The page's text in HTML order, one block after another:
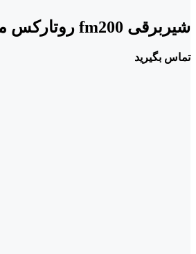
شیربرقی fm200 روتارکس مدل B0481
تماس بگیرید